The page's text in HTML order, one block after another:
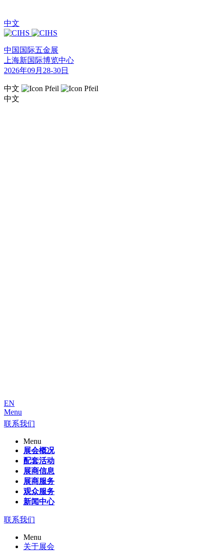
中文
中国国际五金展
上海新国际博览中心
2026年09月28-30日
中文
中文
EN
Menu
联系我们
Menu
展会概况
配套活动
展商信息
展商服务
观众服务
新闻中心
联系我们
Menu
关于展会